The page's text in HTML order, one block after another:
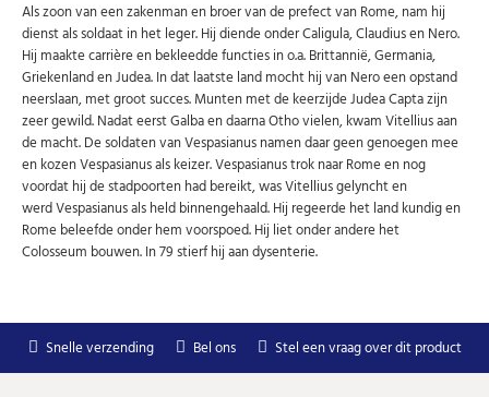
email
AANMELDEN
U kunt zich op elk moment weer afmelden via de nieuwsbrief.
Uw gegevens worden niet gedeeld met derden
Als zoon van een zakenman en broer van de prefect van Rome, nam hij
dienst als soldaat in het leger. Hij diende onder Caligula, Claudius en Nero.
Hij maakte carrière en bekleedde functies in o.a. Brittannië, Germania,
Griekenland en Judea. In dat laatste land mocht hij van Nero een opstand
neerslaan, met groot succes. Munten met de keerzijde Judea Capta zijn
zeer gewild. Nadat eerst Galba en daarna Otho vielen, kwam Vitellius aan
de macht. De soldaten van Vespasianus namen daar geen genoegen mee
en kozen Vespasianus als keizer. Vespasianus trok naar Rome en nog
voordat hij de stadpoorten had bereikt, was Vitellius gelyncht en
werd Vespasianus als held binnengehaald. Hij regeerde het land kundig en
Rome beleefde onder hem voorspoed. Hij liet onder andere het
Colosseum bouwen. In 79 stierf hij aan dysenterie.
Snelle verzending Bel ons Stel een vraag over dit product